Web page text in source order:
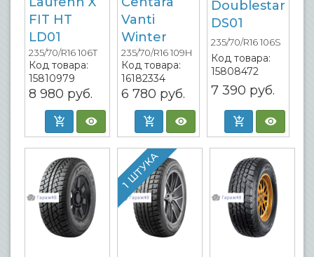
FIT HT
LD01
235/70/R16 106T
Код товара:
15810979
8 980 руб.
Vanti
Winter
235/70/R16 109H
Код товара:
16182334
6 780 руб.
Doublestar
DS01
235/70/R16 106S
Код товара:
15808472
7 390 руб.
1 ШТУКА